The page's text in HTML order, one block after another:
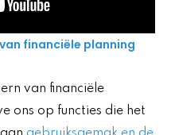
financiële planning
van financiële
ons op functies die het